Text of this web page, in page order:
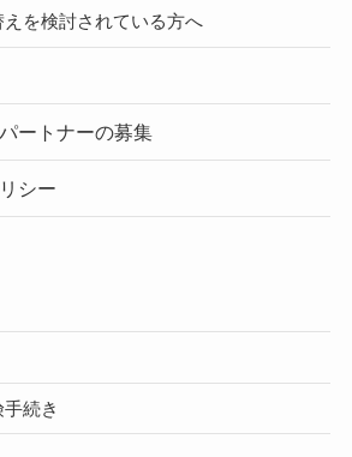
を検討されている方へ
ートナーの募集
シー
続き